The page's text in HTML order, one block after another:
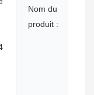
Nom du
produit :